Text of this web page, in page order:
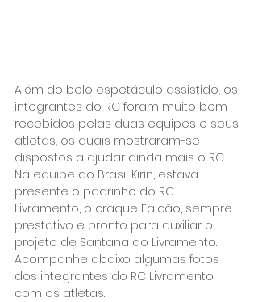
Além do belo espetáculo assistido, os
integrantes do RC foram muito bem
recebidos pelas duas equipes e seus
atletas, os quais mostraram-se
dispostos a ajudar ainda mais o RC.
Na equipe do Brasil Kirin, estava
presente o padrinho do RC
Livramento, o craque Falcão, sempre
prestativo e pronto para auxiliar o
projeto de Santana do Livramento.
Acompanhe abaixo algumas fotos
dos integrantes do RC Livramento
com os atletas.